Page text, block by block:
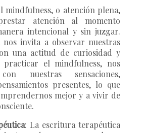
mindfulness, o atención plena,
atención al momento
intencional y sin juzgar.
nos invita a observar nuestras
una actitud de curiosidad y
practicar el mindfulness, nos
nuestras sensaciones,
presentes, lo que
mejor y a vivir de
: La escritura terapéutica